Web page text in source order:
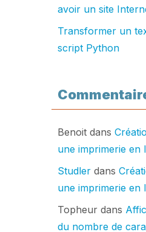
avoir un site
Transformer un
script Python
Benoit dans
une imprimerie en
Studler dans
une imprimerie en
Topheur dans
du nombre de